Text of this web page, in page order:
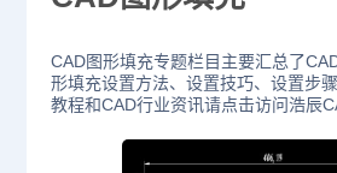
CAD图形填充专题栏目主要汇总了
形填充设置方法、设置技巧、设置步
教程和CAD行业资讯请点击访问浩辰